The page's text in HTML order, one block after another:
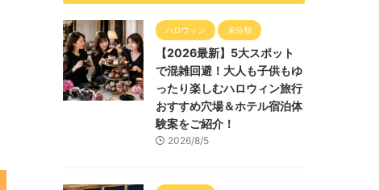
ハロウィン 未分類
【2026最新】5大スポット
で混雑回避！大人も子供もゆ
ったり楽しむハロウィン旅行
おすすめ穴場＆ホテル宿泊体
験案をご紹介！
2026/8/5